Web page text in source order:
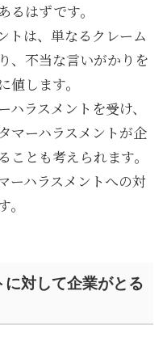
るはずです。
トは、単なるクレーム
、不当な言いがかりを
します。
ラスメントを受け、
マーハラスメントが企
とも考えられます。
ーハラスメントへの対
対して企業がとる